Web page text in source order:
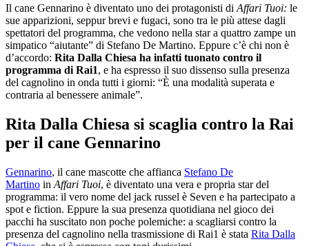
Il cane Gennarino è diventato uno dei protagonisti di Affari Tuoi: le
sue apparizioni, seppur brevi e fugaci, sono tra le più attese dagli
spettatori del programma, che vedono nella star a quattro zampe un
simpatico “aiutante” di Stefano De Martino. Eppure c’è chi non è
d’accordo: Rita Dalla Chiesa ha infatti tuonato contro il
programma di Rai1, e ha espresso il suo dissenso sulla presenza
del cagnolino in onda tutti i giorni: “È una modalità superata e
contraria al benessere animale”.
Rita Dalla Chiesa si scaglia contro la Rai
per il cane Gennarino
Gennarino, il cane mascotte che affianca Stefano De
Martino in Affari Tuoi, è diventato una vera e propria star del
programma: il vero nome del jack russel è Seven e ha partecipato a
spot e fiction. Eppure la sua presenza quotidiana nel gioco dei
pacchi ha suscitato non poche polemiche: a scagliarsi contro la
presenza del cagnolino nella trasmissione di Rai1 è stata Rita Dalla